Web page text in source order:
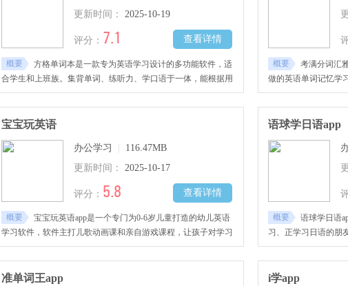
更新时间：
2025-10-19
查看详情
评分： 7.1
概要
方格单词本是一款专为英语学习设计的多功能软件，适
合学生和上班族。集背单词、练听力、学口语于一体，能根据用
户英语水平智能定制个性化学习计划。备考四六级、雅思、考
研，提供针对性学习内容，帮助用户高效掌握词汇。操作简便，
随时随地自主学习，提高效率。
概要
考满分词汇
做的英语单词记忆学
冲刺雅思高分，雅思
雅思分数，感兴趣的
宝宝玩英语
办公学习
116.47MB
更新时间：
2025-10-17
查看详情
评分： 5.8
概要
宝宝玩英语app是一个专门为0-6岁儿童打造的幼儿英语
学习软件，软件主打儿歌动画课和亲自游戏课程，让孩子对学习
英语充满兴趣，并且学习的内容基本上覆盖了许多生活场景，让
孩子可以学以致用。
语球学日语app
概要
语球学日语
习、正学习日语的朋
听、说、读、写，助
常用语、场景模拟题
随时检查进度、复习
准单词王app i学app